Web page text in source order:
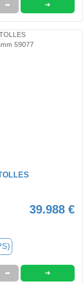
➦ ➜
39.988 €
➦ ➜